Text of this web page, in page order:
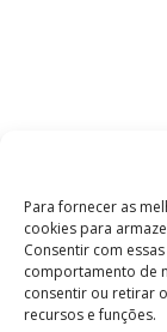
Para fornecer as
cookies para
Consentir com
comportamento de
consentir ou retirar
recursos e funções.